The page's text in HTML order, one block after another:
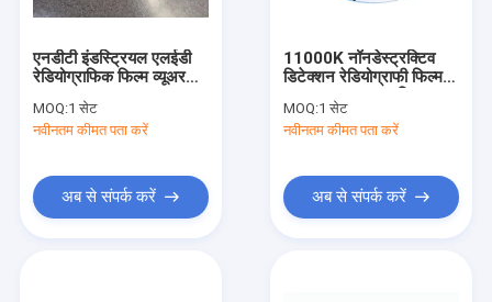
एनडीटी इंडस्ट्रियल एलईडी
रेडियोग्राफिक फिल्म व्यूअर
MOQ:1 सेट
नवीनतम कीमत पता करें
अब से संपर्क करें
11000K नॉनडेस्ट्रक्टिव
डिटेक्शन रेडियोग्राफी फिल्म
व्यूअर Hfv 500a फिल्म
इलुमिनेटर
MOQ:1 सेट
नवीनतम कीमत पता करें
अब से संपर्क करें